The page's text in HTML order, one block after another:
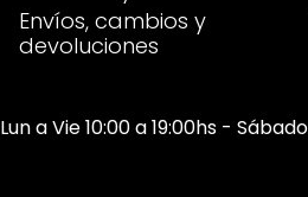
Envíos, cambios y
devoluciones
Lun a Vie 10:00 a 19:00hs -